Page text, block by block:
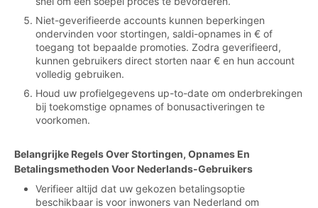
Niet-geverifieerde accounts kunnen beperkingen
ondervinden voor stortingen, saldi-opnames in € of
toegang tot bepaalde promoties. Zodra geverifieerd,
kunnen gebruikers direct storten naar € en hun account
volledig gebruiken.
Houd uw profielgegevens up-to-date om onderbrekingen
bij toekomstige opnames of bonusactiveringen te
voorkomen.
Belangrijke Regels Over Stortingen, Opnames En
Betalingsmethoden Voor Nederlands-Gebruikers
Verifieer altijd dat uw gekozen betalingsoptie
beschikbaar is voor inwoners van Nederland om